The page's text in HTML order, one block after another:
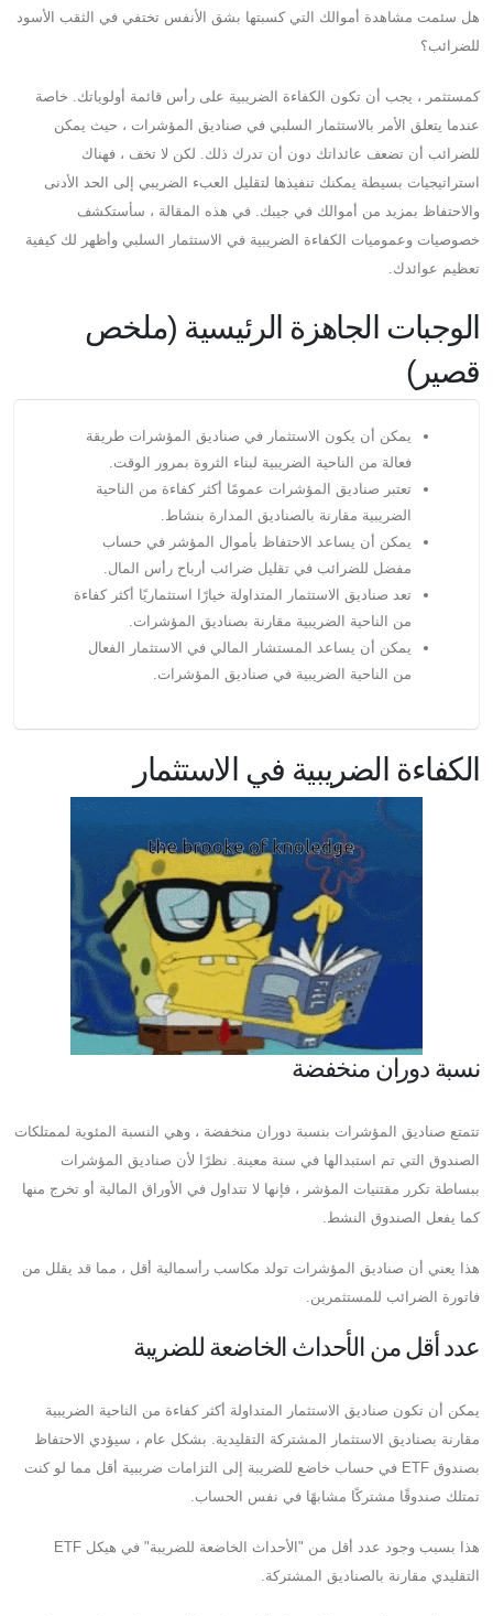
هل سئمت مشاهدة أموالك التي كسبتها بشق الأنفس تختفي في الثقب الأسود
للضرائب؟
كمستثمر ، يجب أن تكون الكفاءة الضريبية على رأس قائمة أولوياتك. خاصة
عندما يتعلق الأمر بالاستثمار السلبي في صناديق المؤشرات ، حيث يمكن
للضرائب أن تضعف عائداتك دون أن تدرك ذلك. لكن لا تخف ، فهناك
استراتيجيات بسيطة يمكنك تنفيذها لتقليل العبء الضريبي إلى الحد الأدنى
والاحتفاظ بمزيد من أموالك في جيبك. في هذه المقالة ، سأستكشف
خصوصيات وعموميات الكفاءة الضريبية في الاستثمار السلبي وأظهر لك كيفية
تعظيم عوائدك.
الوجبات الجاهزة الرئيسية (ملخص
قصير)
يمكن أن يكون الاستثمار في صناديق المؤشرات طريقة
فعالة من الناحية الضريبية لبناء الثروة بمرور الوقت.
تعتبر صناديق المؤشرات عمومًا أكثر كفاءة من الناحية
الضريبية مقارنة بالصناديق المدارة بنشاط.
يمكن أن يساعد الاحتفاظ بأموال المؤشر في حساب
مفضل للضرائب في تقليل ضرائب أرباح رأس المال.
تعد صناديق الاستثمار المتداولة خيارًا استثماريًا أكثر كفاءة
من الناحية الضريبية مقارنة بصناديق المؤشرات.
يمكن أن يساعد المستشار المالي في الاستثمار الفعال
من الناحية الضريبية في صناديق المؤشرات.
الكفاءة الضريبية في الاستثمار
نسبة دوران منخفضة
تتمتع صناديق المؤشرات بنسبة دوران منخفضة ، وهي النسبة المئوية لممتلكات
الصندوق التي تم استبدالها في سنة معينة. نظرًا لأن صناديق المؤشرات
ببساطة تكرر مقتنيات المؤشر ، فإنها لا تتداول في الأوراق المالية أو تخرج منها
كما يفعل الصندوق النشط.
هذا يعني أن صناديق المؤشرات تولد مكاسب رأسمالية أقل ، مما قد يقلل من
فاتورة الضرائب للمستثمرين.
عدد أقل من الأحداث الخاضعة للضريبة
يمكن أن تكون صناديق الاستثمار المتداولة أكثر كفاءة من الناحية الضريبية
مقارنة بصناديق الاستثمار المشتركة التقليدية. بشكل عام ، سيؤدي الاحتفاظ
بصندوق ETF في حساب خاضع للضريبة إلى التزامات ضريبية أقل مما لو كنت
تمتلك صندوقًا مشتركًا مشابهًا في نفس الحساب.
هذا بسبب وجود عدد أقل من "الأحداث الخاضعة للضريبة" في هيكل ETF
التقليدي مقارنة بالصناديق المشتركة.